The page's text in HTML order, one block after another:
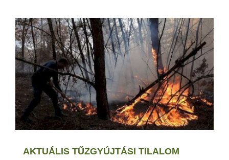
AKTUÁLIS TŰZGYÚJTÁSI TILALOM